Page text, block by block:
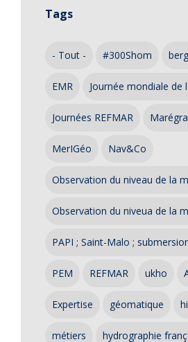
Tags
- Tout - #300Shom
EMR Journée mondiale de
Journées REFMAR
MerIGéo Nav&Co
Observation du niveau de la
Observation du niveua de la
PAPI ; Saint-Malo ;
PEM REFMAR ukho
Expertise géomatique
métiers hydrographie